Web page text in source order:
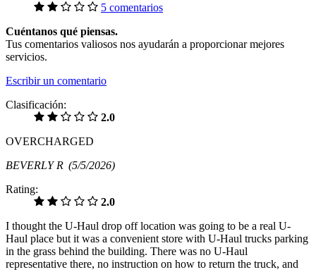
5 comentarios
Cuéntanos qué piensas.
Tus comentarios valiosos nos ayudarán a proporcionar mejores
servicios.
Escribir un comentario
Clasificación:
2.0
OVERCHARGED
BEVERLY R (5/5/2026)
Rating:
2.0
I thought the U-Haul drop off location was going to be a real U-
Haul place but it was a convenient store with U-Haul trucks parking
in the grass behind the building. There was no U-Haul
representative there, no instruction on how to return the truck, and